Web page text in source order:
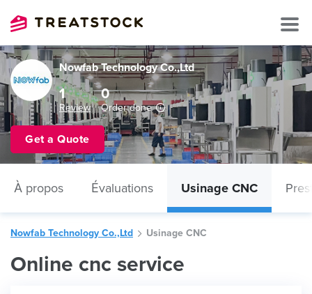
Nowfab Technology Co.,Ltd
1
Review
0
Order done
Get a Quote
À propos Évaluations Usinage CNC
Nowfab Technology Co.,Ltd Usinage CNC
Online cnc service